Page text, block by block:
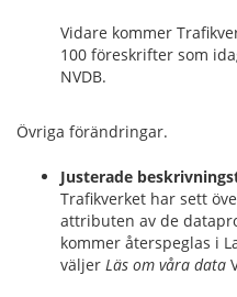
Vidare kommer
100 föreskrifter som
NVDB.
Övriga förändringar.
Justerade
Trafikverket har sett
attributen av de
kommer återspeglas i
väljer Läs om våra data